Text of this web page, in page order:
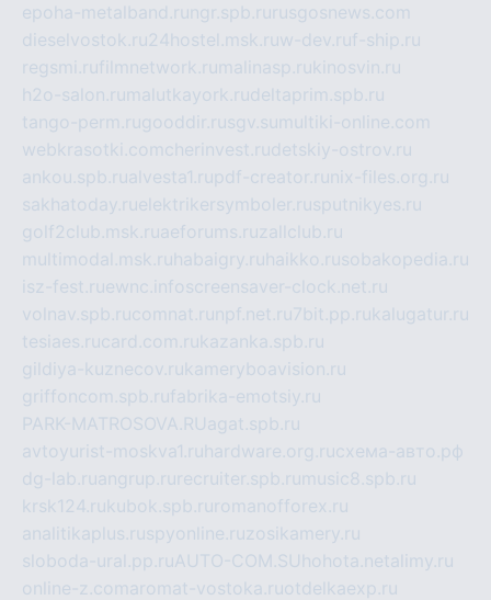
epoha-metalband.ru ngr.spb.ru rusgosnews.com
dieselvostok.ru24hostel.msk.ruw-dev.ruf-ship.ru
regsmi.rufilmnetwork.ru malinasp.rukinosvin.ru
h2o-salon.ru malutkayork.rudeltaprim.spb.ru
tango-perm.rugooddir.rusgv.su multiki-online.com
webkrasotki.comcherinvest.rudetskiy-ostrov.ru
ankou.spb.rualvesta1.rupdf-creator.ru nix-files.org.ru
sakhatoday.ruelektrikersymboler.rusputnikyes.ru
golf2club.msk.ruaeforums.ruzallclub.ru
multimodal.msk.ru habaigry.ru haikko.rusobakopedia.ru
isz-fest.ruewnc.infoscreensaver-clock.net.ru
volnav.spb.rucomnat.ru npf.net.ru7bit.pp.rukalugatur.ru
tesiaes.rucard.com.rukazanka.spb.ru
gildiya-kuznecov.rukameryboavision.ru
griffoncom.spb.rufabrika-emotsiy.ru
PARK-MATROSOVA.RUagat.spb.ru
avtoyurist-moskva1.ru hardware.org.ruсхема-авто.рф
dg-lab.ruangrup.ru recruiter.spb.ru music8.spb.ru
krsk124.rukubok.spb.ru romanofforex.ru
analitikaplus.ruspyonline.ruzosikamery.ru
sloboda-ural.pp.ruAUTO-COM.SU hohota.netalimy.ru
online-z.comaromat-vostoka.ruotdelkaexp.ru